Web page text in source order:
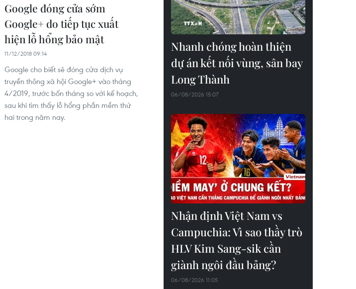
Google đóng cửa sớm
Google+ do tiếp tục xuất
hiện lỗ hổng bảo mật
11/12/2018 09:14
Google cho biết sẽ đóng cửa dịch vụ
truyền thông xã hội Google+ vào tháng
4/2019, trước bốn tháng so với kế hoạch,
sau khi tìm thấy lỗ hổng phần mềm thứ
hai trong năm nay.
Nhanh chóng hoàn thiện
dự án kết nối vùng, sân bay
Long Thành
06/08/2026 15:07
Nhận định Việt Nam vs
Campuchia: Vì sao thầy trò
HLV Kim Sang-sik cần
giành ngôi đầu bảng?
06/08/2026 11:05